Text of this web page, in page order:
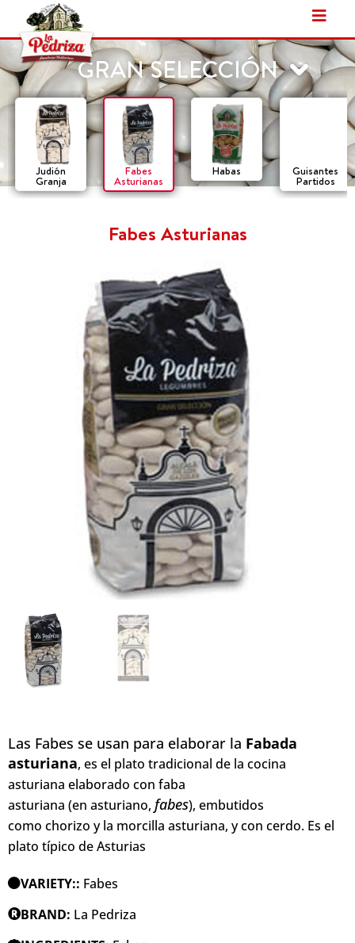
contenido
GRAN SELECCIÓN
Judión
Granja
Fabes
Asturianas
Habas Guisantes
Partidos
Fabes Asturianas
Las Fabes se usan para elaborar la Fabada
asturiana, es el plato tradicional de la cocina
asturiana elaborado con faba
asturiana (en asturiano, fabes), embutidos
como chorizo y la morcilla asturiana, y con cerdo. Es el
plato típico de Asturias
VARIETY:: Fabes
BRAND: La Pedriza